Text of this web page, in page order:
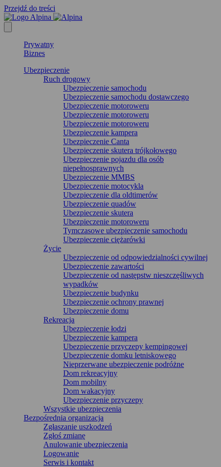
Przejdź do treści
Prywatny
Biznes
Ubezpieczenie
Ruch drogowy
Ubezpieczenie samochodu
Ubezpieczenie samochodu dostawczego
Ubezpieczenie motoroweru
Ubezpieczenie motoroweru
Ubezpieczenie motoroweru
Ubezpieczenie kampera
Ubezpieczenie Canta
Ubezpieczenie skutera trójkołowego
Ubezpieczenie pojazdu dla osób
niepełnosprawnych
Ubezpieczenie MMBS
Ubezpieczenie motocykla
Ubezpieczenie dla oldtimerów
Ubezpieczenie quadów
Ubezpieczenie skutera
Ubezpieczenie motoroweru
Tymczasowe ubezpieczenie samochodu
Ubezpieczenie ciężarówki
Życie
Ubezpieczenie od odpowiedzialności cywilnej
Ubezpieczenie zawartości
Ubezpieczenie od następstw nieszczęśliwych
wypadków
Ubezpieczenie budynku
Ubezpieczenie ochrony prawnej
Ubezpieczenie domu
Rekreacja
Ubezpieczenie łodzi
Ubezpieczenie kampera
Ubezpieczenie przyczepy kempingowej
Ubezpieczenie domku letniskowego
Nieprzerwane ubezpieczenie podróżne
Dom rekreacyjny
Dom mobilny
Dom wakacyjny
Ubezpieczenie przyczepy
Wszystkie ubezpieczenia
Bezpośrednia organizacja
Zgłaszanie uszkodzeń
Zgłoś zmianę
Anulowanie ubezpieczenia
Logowanie
Serwis i kontakt